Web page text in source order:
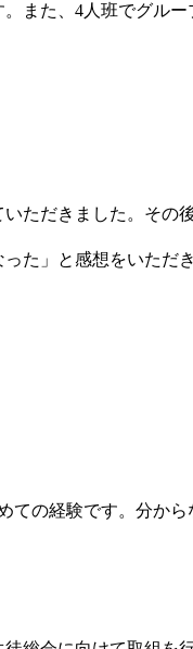
また、4人班でグルー
ただきました。その
た」と感想をいただき
の経験です。分から